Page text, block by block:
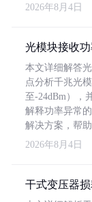
2026年8月4日
光模块接收
本文详细解答
点分析千兆光
至-24dBm），
解释功率异常
解决方案，帮
2026年8月4日
干式变压器